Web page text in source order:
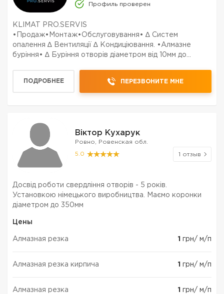
Профиль проверен
KLIMAT PRO.SERVIS
•Продаж•Монтаж•Обслуговування• ∆ Систем
опалення ∆ Вентиляції ∆ Кондиціювання. •Алмазне
буріння• ∆ Буріння отворів діаметром від 10мм до
•Сантехнічні послуги• ∆ Встановлення та демонт...
ПОДРОБНЕЕ ПЕРЕЗВОНИТЕ МНЕ
Віктор Кухарук
Ровно, Ровенская обл.
5.0 1 отзыв
Досвід роботи свердління отворів - 5 років.
Установкою німецького виробництва. Маємо коронки
діаметром до 350мм
Цены
Алмазная резка 1 грн/ м/п
Алмазная резка кирпича 1 грн/ м/п
Алмазная резка
1 грн/ м/п